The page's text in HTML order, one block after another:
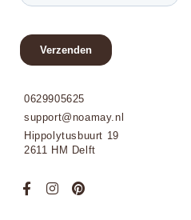
0629905625
support@noamay.nl
Hippolytusbuurt 19
2611 HM Delft